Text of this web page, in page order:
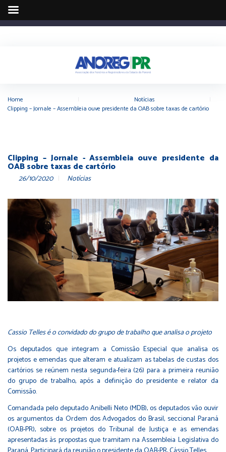
Home Notícias
Clipping – Jornale – Assembleia ouve presidente da OAB sobre taxas de cartório
Clipping – Jornale - Assembleia ouve presidente da
OAB sobre taxas de cartório
26/10/2020 Notícias
Cassio Telles é o convidado do grupo de trabalho que analisa o projeto
Os deputados que integram a Comissão Especial que analisa os
projetos e emendas que alteram e atualizam as tabelas de custas dos
cartórios se reúnem nesta segunda-feira (26) para a primeira reunião
do grupo de trabalho, após a definição do presidente e relator da
Comissão.
Comandada pelo deputado Anibelli Neto (MDB), os deputados vão ouvir
os argumentos da Ordem dos Advogados do Brasil, seccional Paraná
(OAB-PR), sobre os projetos do Tribunal de Justiça e as emendas
apresentadas às propostas que tramitam na Assembleia Legislativa do